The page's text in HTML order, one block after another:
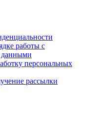
работы с
данными
персональных
рассылки